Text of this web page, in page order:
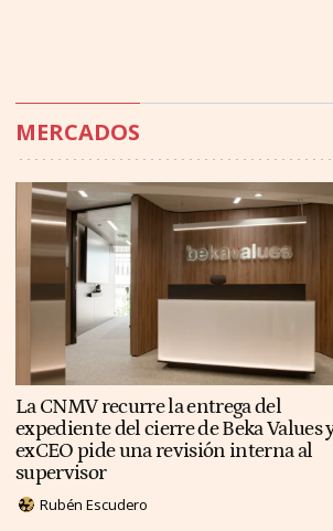
MERCADOS
La CNMV recurre la entrega del
expediente del cierre de Beka Values
exCEO pide una revisión interna al
supervisor
Rubén Escudero